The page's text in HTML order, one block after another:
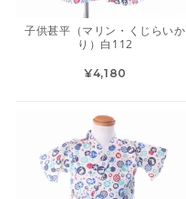
子供甚平（マリン・くじらいか
り）白112
¥4,180